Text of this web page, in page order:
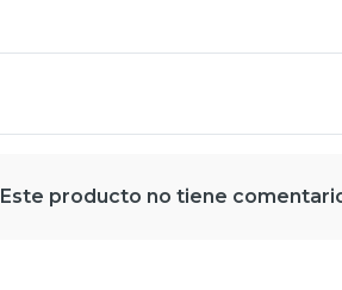
Este producto no tiene